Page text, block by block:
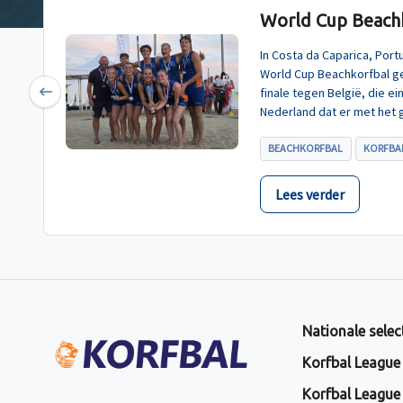
World Cup
In Costa da Caparica,
World Cup Beachkorfbal
finale tegen België, die
Nederland dat er met het
BEACHKORFBAL
Lees verder
Previous
Nationale
Korfbal League
Korfbal League